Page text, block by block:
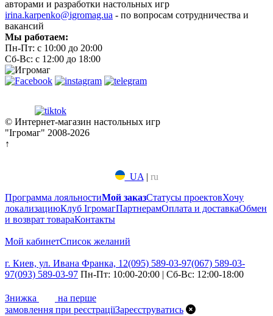
авторами и разработки настольных игр
irina.karpenko@igromag.ua - по вопросам сотрудничества и
вакансий
Мы работаем:
Пн-Пт: с 10:00 до 20:00
Сб-Вс: с 12:00 до 18:00
© Интернет-магазин настольных игр
"Ігромаг" 2008-2026
↑
UA | ru
Программа лояльностиМой заказСтатусы проектовХочу
локализациюКлуб ІгромагПартнерамОплата и доставкаОбмен
и возврат товараКонтакты
Мой кабинетСписок желаний
г. Киев, ул. Ивана Франка, 12(095) 589-03-97(067) 589-03-
97(093) 589-03-97 Пн-Пт: 10:00-20:00 | Сб-Вс: 12:00-18:00
Знижка
на перше
замовлення при реєстраціїЗареєструватись